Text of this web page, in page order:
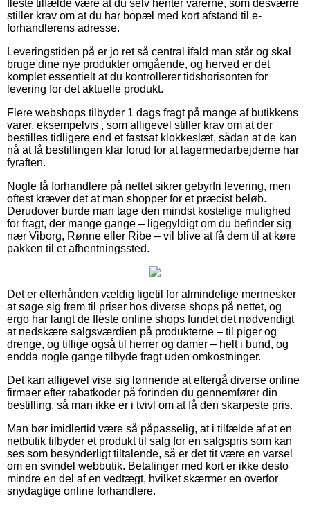
fleste tilfælde være at du selv henter varerne, som desværre
stiller krav om at du har bopæl med kort afstand til e-
forhandlerens adresse.
Leveringstiden på er jo ret så central ifald man står og skal
bruge dine nye produkter omgående, og herved er det
komplet essentielt at du kontrollerer tidshorisonten for
levering for det aktuelle produkt.
Flere webshops tilbyder 1 dags fragt på mange af butikkens
varer, eksempelvis , som alligevel stiller krav om at der
bestilles tidligere end et fastsat klokkeslæt, sådan at de kan
nå at få bestillingen klar forud for at lagermedarbejderne har
fyraften.
Nogle få forhandlere på nettet sikrer gebyrfri levering, men
oftest kræver det at man shopper for et præcist beløb.
Derudover burde man tage den mindst kostelige mulighed
for fragt, der mange gange – ligegyldigt om du befinder sig
nær Viborg, Rønne eller Ribe – vil blive at få dem til at køre
pakken til et afhentningssted.
Det er efterhånden vældig ligetil for almindelige mennesker
at søge sig frem til priser hos diverse shops på nettet, og
ergo har langt de fleste online shops fundet det nødvendigt
at nedskære salgsværdien på produkterne – til piger og
drenge, og tillige også til herrer og damer – helt i bund, og
endda nogle gange tilbyde fragt uden omkostninger.
Det kan alligevel vise sig lønnende at eftergå diverse online
firmaer efter rabatkoder på forinden du gennemfører din
bestilling, så man ikke er i tvivl om at få den skarpeste pris.
Man bør imidlertid være så påpasselig, at i tilfælde af at en
netbutik tilbyder et produkt til salg for en salgspris som kan
ses som besynderligt tiltalende, så er det tit være en varsel
om en svindel webbutik. Betalinger med kort er ikke desto
mindre en del af en vedtægt, hvilket skærmer en overfor
snydagtige online forhandlere.